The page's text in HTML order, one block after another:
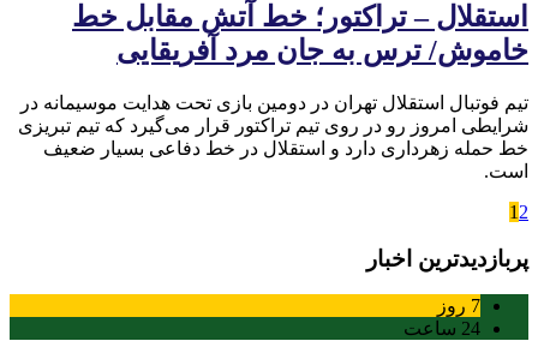
استقلال – تراکتور؛ خط آتش مقابل خط
خاموش/ ترس به جان مرد آفریقایی
تیم فوتبال استقلال تهران در دومین بازی تحت هدایت موسیمانه در
شرایطی امروز رو در روی تیم تراکتور قرار می‌گیرد که تیم تبریزی
خط حمله زهرداری دارد و استقلال در خط دفاعی بسیار ضعیف
است.
1 2
پربازدیدترین اخبار
7 روز
24 ساعت